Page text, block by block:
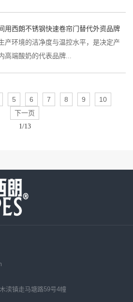
用西朗不锈钢快速卷帘门替代外资品牌
环境的洁净度与温控水平，是决定产
高端酸奶的代表品牌...
5 6 7 8 9
10
下一页
1/13
渎镇走马塘路59号4幢